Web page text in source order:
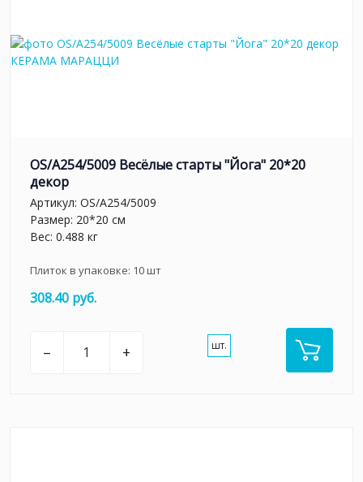
OS/A254/5009 Весёлые старты "Йога" 20*20
декор
Артикул: OS/A254/5009
Размер: 20*20 см
Вес: 0.488 кг
Плиток в упаковке: 10шт
308.40 руб.
– + шт.